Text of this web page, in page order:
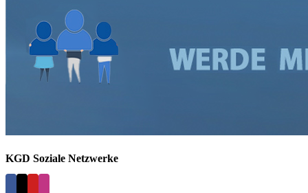
KGD Soziale Netzwerke